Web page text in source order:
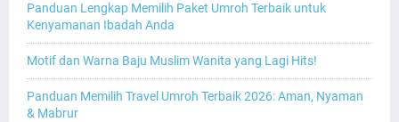
Panduan Lengkap Memilih Paket Umroh Terbaik untuk
Kenyamanan Ibadah Anda
Motif dan Warna Baju Muslim Wanita yang Lagi Hits!
Panduan Memilih Travel Umroh Terbaik 2026: Aman, Nyaman
& Mabrur